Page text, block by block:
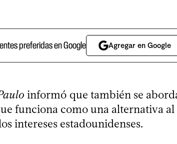
preferidas en Google Agregar en Google
informó que también se
funciona como una alternativa
intereses estadounidenses.